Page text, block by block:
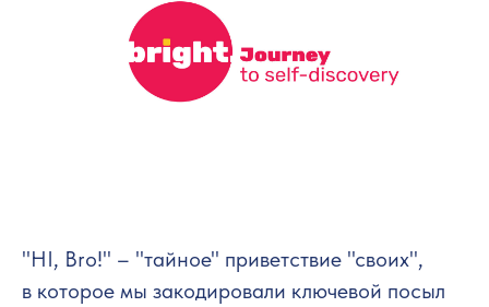
"HI, Bro!" – "тайное" приветствие "своих",
в которое мы закодировали ключевой посыл